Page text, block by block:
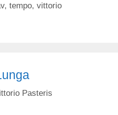
, tempo, vittorio
Pasteris